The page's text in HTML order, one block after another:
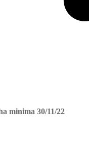
minima 30/11/22